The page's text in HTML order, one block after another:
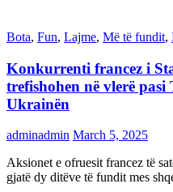
Bota, Fun, Lajme, Më të fundit,
Konkurrenti francez i
trefishohen në vlerë
Ukrainën
adminadmin March 5, 2025
Aksionet e ofruesit francez të
gjatë dy ditëve të fundit mes